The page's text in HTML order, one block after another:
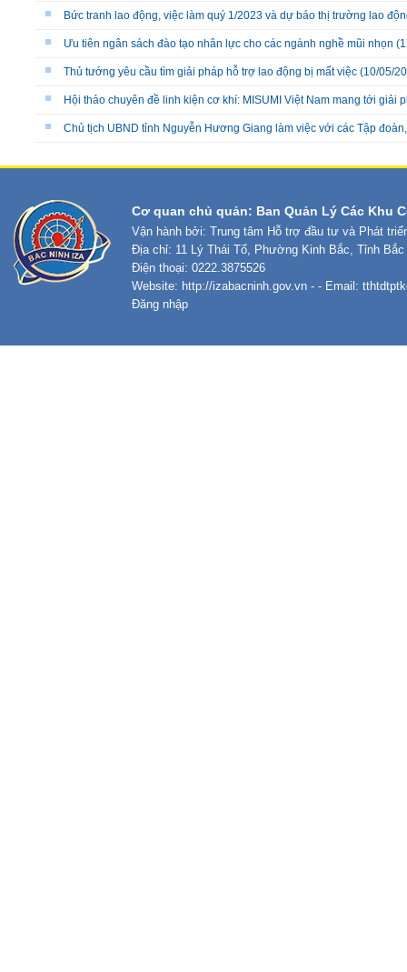
Bức tranh lao động, việc làm quý 1/2023 và dự báo thị trường lao
Ưu tiên ngân sách đào tạo nhân lực cho các ngành nghề mũi nhọn
Thủ tướng yêu cầu tìm giải pháp hỗ trợ lao động bị mất việc (10/05/
Hội thảo chuyên đề linh kiện cơ khí: MISUMI Việt Nam mang tới giải
Chủ tịch UBND tỉnh Nguyễn Hương Giang làm việc với các Tập
Cơ quan chủ quản: Ban Quản Lý Các Khu
Vận hành bởi: Trung tâm Hỗ trợ đầu tư và Phát
Địa chỉ: 11 Lý Thái Tổ, Phường Kinh Bắc, Tỉnh Bắc
Điện thoại: 0222.3875526
Website: http://izabacninh.gov.vn - - Email:
Đăng nhập